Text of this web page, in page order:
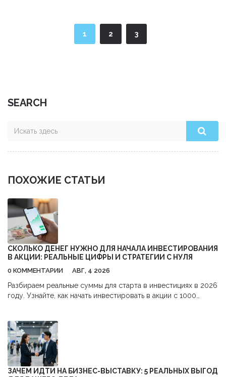
1 2 3
SEARCH
ПОХОЖИЕ СТАТЬИ
СКОЛЬКО ДЕНЕГ НУЖНО ДЛЯ НАЧАЛА ИНВЕСТИРОВАНИЯ
В АКЦИИ: РЕАЛЬНЫЕ ЦИФРЫ И СТРАТЕГИИ С НУЛЯ
0 КОММЕНТАРИИ АВГ, 4 2026
Разбираем реальные суммы для старта в инвестициях в 2026
году. Узнайте, как начать инвестировать в акции с 1000
ЗАЧЕМ ИДТИ НА БИЗНЕС-ВЫСТАВКУ: 5 РЕАЛЬНЫХ ВЫГОД